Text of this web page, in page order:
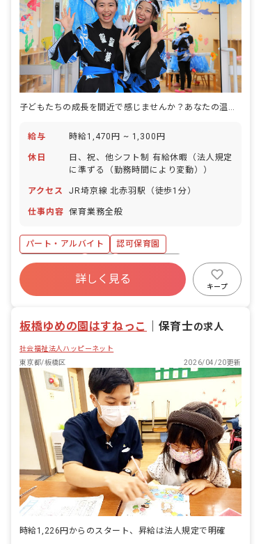
子どもたちの成長を間近で感じませんか？あなたの温かい心が輝く場所です
給与 時給1,470円 ~ 1,300円
休日
日、祝、他シフト制 有給休暇（法人規定
に準ずる（勤務時間により変動））
アクセス JR埼京線 北赤羽駅（徒歩1分）
仕事内容 保育業務全般
パート・アルバイト
認可保育園
社会保険完備
有給
福利厚生充実
昇給昇進あり
産休育休制度
社会福祉法人
詳しく見る
キープ
板橋ゆめの園はすねっこ 保育士の求人
社会福祉法人ハッピーネット
東京都/板橋区
2026/04/20更新
時給1,226円からのスタート、昇給は法人規定で明確